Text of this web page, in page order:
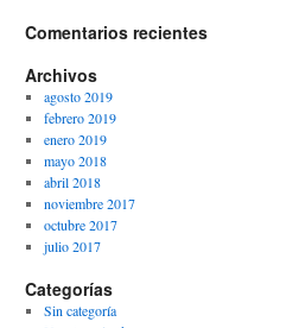
Comentarios recientes
Archivos
agosto 2019
febrero 2019
enero 2019
mayo 2018
abril 2018
noviembre 2017
octubre 2017
julio 2017
Categorías
Sin categoría